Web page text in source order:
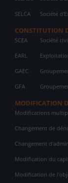
SELCA Société
CONSTITUTION
SCEA Société
EARL
GAEC
GFA
MODIFICATION
Modifications
Changement de
Changement
Modification du
Modification de